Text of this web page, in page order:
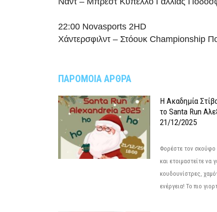
22:00 Novasports 2HD
Χάντερσφιλντ – Στόουκ Championship
ΠΑΡΟΜΟΙΑ ΑΡΘΡΑ
Η Ακαδημία
το Santa Run
21/12/2025
Φορέστε τον σκούφο
και ετοιμαστείτε να
κουδουνίστρες,
ενέργεια! Το πιο